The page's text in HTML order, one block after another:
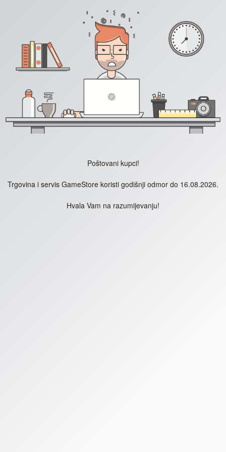
Poštovani kupci!
Trgovina i servis GameStore koristi godišnji odmor do 16.08.2026.
Hvala Vam na razumijevanju!